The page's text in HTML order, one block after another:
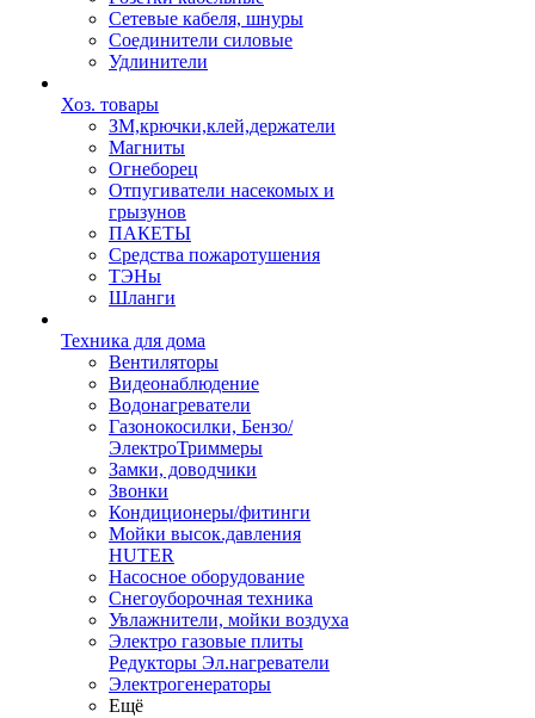
Сетевые кабеля, шнуры
Соединители силовые
Удлинители
Хоз. товары
ЗМ,крючки,клей,держатели
Магниты
Огнеборец
Отпугиватели насекомых и
грызунов
ПАКЕТЫ
Средства пожаротушения
ТЭНы
Шланги
Техника для дома
Вентиляторы
Видеонаблюдение
Водонагреватели
Газонокосилки, Бензо/
ЭлектроТриммеры
Замки, доводчики
Звонки
Кондиционеры/фитинги
Мойки высок.давления
HUTER
Насосное оборудование
Снегоуборочная техника
Увлажнители, мойки воздуха
Электро газовые плиты
Редукторы Эл.нагреватели
Электрогенераторы
Ещё